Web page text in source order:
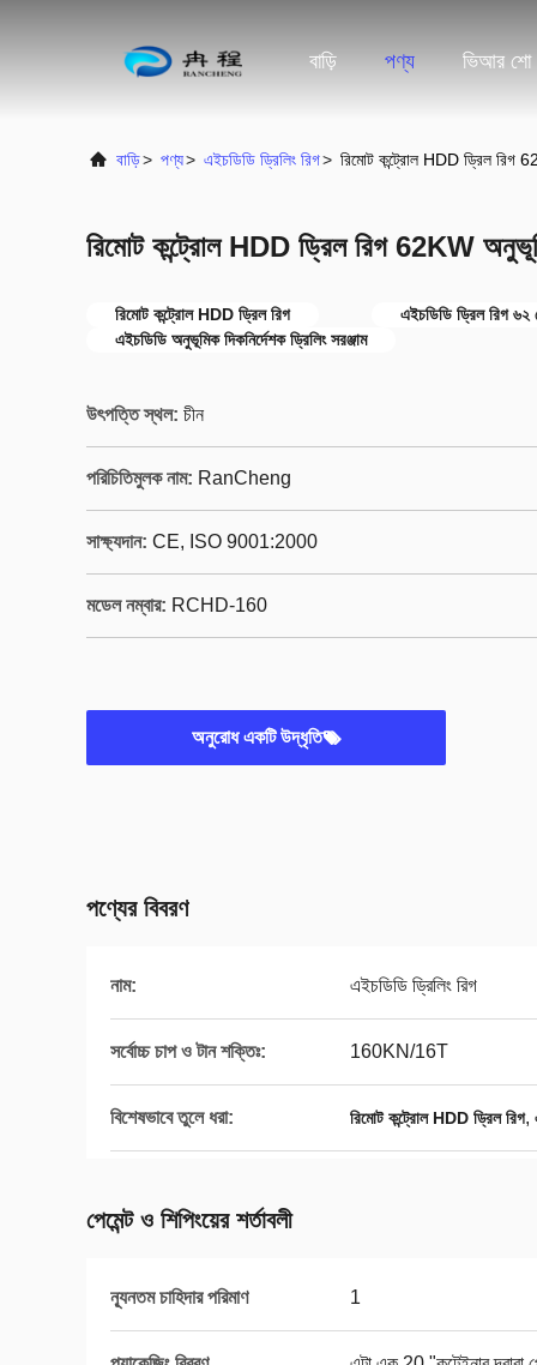
বাড়ি পণ্য ভিআর শো
বাড়ি> পণ্য> এইচডিডি ড্রিলিং রিগ> রিমোট কন্ট্রোল HDD ড্রিল রিগ
রিমোট কন্ট্রোল HDD ড্রিল রিগ 62KW
রিমোট কন্ট্রোল HDD ড্রিল রিগ
এইচডিডি ড্রিল রিগ ৬২
এইচডিডি অনুভূমিক দিকনির্দেশক ড্রিলিং সরঞ্জাম
উৎপত্তি স্থল: চীন
পরিচিতিমুলক নাম: RanCheng
সাক্ষ্যদান: CE, ISO 9001:2000
মডেল নম্বার: RCHD-160
অনুরোধ একটি উদ্ধৃতি
পণ্যের বিবরণ
নাম: এইচডিডি ড্রিলিং রিগ
সর্বোচ্চ চাপ ও টান শক্তিঃ: 160KN/16T
বিশেষভাবে তুলে ধরা: রিমোট কন্ট্রোল HDD ড্রিল রিগ,
পেমেন্ট ও শিপিংয়ের শর্তাবলী
ন্যূনতম চাহিদার পরিমাণ 1